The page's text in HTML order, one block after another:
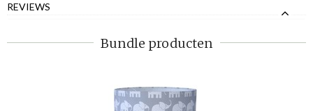
REVIEWS
Bundle producten